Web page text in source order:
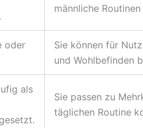
männliche Routinen
oder
Sie können für
und Wohlbefinden
als
Sie passen zu
täglichen Routine